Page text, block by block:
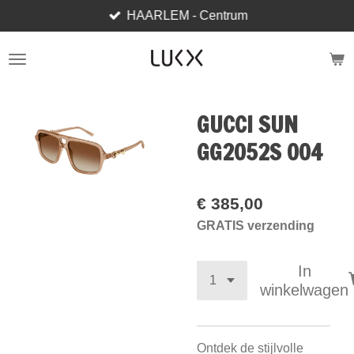
direct
naar
HAARLEM - Centrum
GUCCI SUN
GG2052S 004
€ 385,00
GRATIS verzending
In
winkelwagen
Ontdek de stijlvolle